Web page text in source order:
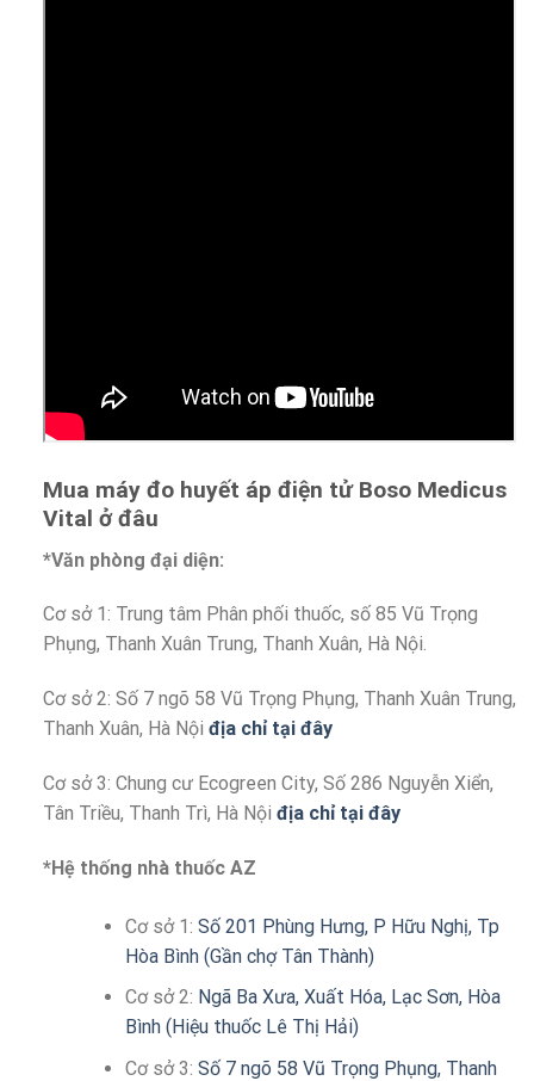
Mua máy đo huyết áp điện tử Boso Medicus
Vital ở đâu
*Văn phòng đại diện:
Cơ sở 1: Trung tâm Phân phối thuốc, số 85 Vũ Trọng
Phụng, Thanh Xuân Trung, Thanh Xuân, Hà Nội.
Cơ sở 2: Số 7 ngõ 58 Vũ Trọng Phụng, Thanh Xuân Trung,
Thanh Xuân, Hà Nội địa chỉ tại đây
Cơ sở 3: Chung cư Ecogreen City, Số 286 Nguyễn Xiển,
Tân Triều, Thanh Trì, Hà Nội địa chỉ tại đây
*Hệ thống nhà thuốc AZ
Cơ sở 1: Số 201 Phùng Hưng, P Hữu Nghị, Tp
Hòa Bình (Gần chợ Tân Thành)
Cơ sở 2: Ngã Ba Xưa, Xuất Hóa, Lạc Sơn, Hòa
Bình (Hiệu thuốc Lê Thị Hải)
Cơ sở 3: Số 7 ngõ 58 Vũ Trọng Phụng, Thanh